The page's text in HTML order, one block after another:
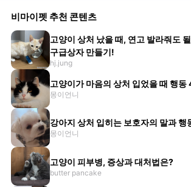
비마이펫 추천 콘텐츠
고양이 상처 났을 때, 연고 발라줘도
구급상자 만들기!
hj.jung
고양이가 마음의 상처 입었을 때 행동
몽이언니
강아지 상처 입히는 보호자의 말과 행
몽이언니
고양이 피부병, 증상과 대처법은?
butter pancake